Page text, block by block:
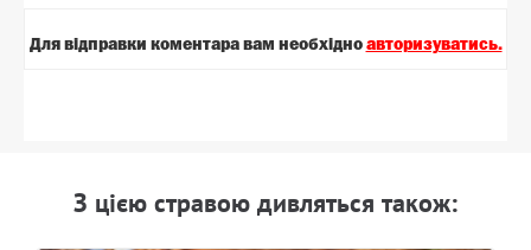
Для вiдправки коментара вам необхiдно авторизуватись.
З цiєю стравою дивляться також: